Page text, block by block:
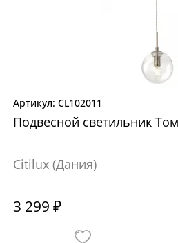
CL102011
Подвесной светильник
Citilux (Дания)
3 299 ₽